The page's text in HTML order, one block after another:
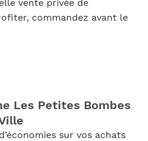
vente privée de
commandez avant le
Les Petites Bombes
sur vos achats